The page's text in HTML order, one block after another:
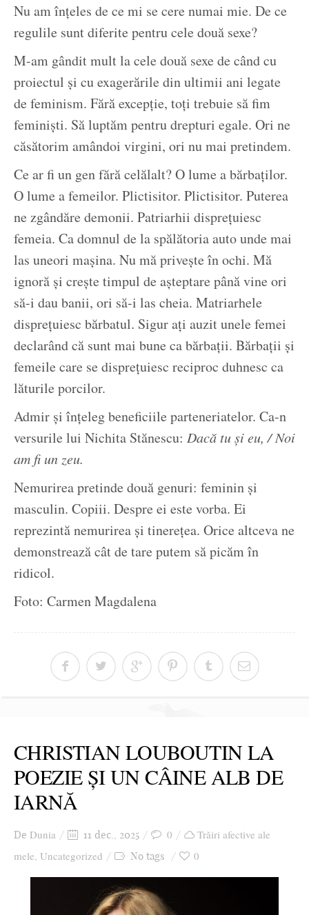
Nu am înțeles de ce mi se cere numai mie. De ce
regulile sunt diferite pentru cele două sexe?
M-am gândit mult la cele două sexe de când cu
proiectul și cu exagerările din ultimii ani legate
de feminism. Fără excepție, toți trebuie să fim
feminiști. Să luptăm pentru drepturi egale. Ori ne
căsătorim amândoi virgini, ori nu mai pretindem.
Ce ar fi un gen fără celălalt? O lume a bărbaților.
O lume a femeilor. Plictisitor. Plictisitor. Puterea
ne zgândăre demonii. Patriarhii disprețuiesc
femeia. Ca domnul de la spălătoria auto unde mai
las uneori mașina. Nu mă privește în ochi. Mă
ignoră și crește timpul de așteptare până vine ori
să-i dau banii, ori să-i las cheia. Matriarhele
disprețuiesc bărbatul. Sigur ați auzit unele femei
declarând că sunt mai bune ca bărbații. Bărbații și
femeile care se disprețuiesc reciproc duhnesc ca
lăturile porcilor.
Admir și înțeleg beneficiile parteneriatelor. Ca-n
versurile lui Nichita Stănescu: Dacă tu și eu, / Noi
am fi un zeu.
Nemurirea pretinde două genuri: feminin și
masculin. Copiii. Despre ei este vorba. Ei
reprezintă nemurirea și tinerețea. Orice altceva ne
demonstrează cât de tare putem să picăm în
ridicol.
Foto: Carmen Magdalena
CHRISTIAN LOUBOUTIN LA
POEZIE ȘI UN CÂINE ALB DE
IARNĂ
De Dunia 11 dec., 2025 0
Trăiri afective ale
mele Uncategorized No tags 0